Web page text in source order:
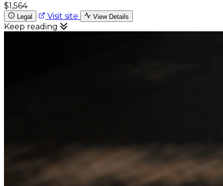
$1,564
Legal Visit site View Details
Keep reading